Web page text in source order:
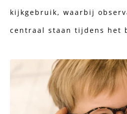
kijkgebruik, waarbij
centraal staan tijdens het